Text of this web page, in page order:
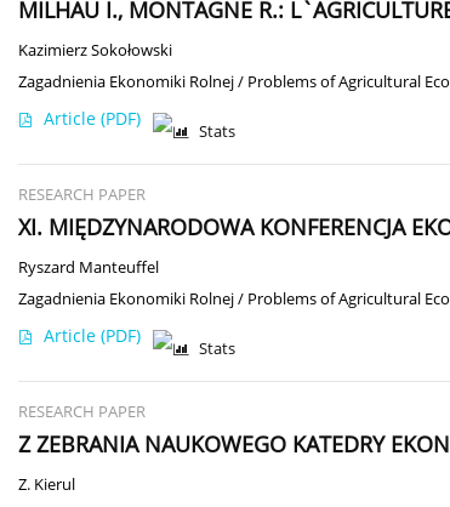
MILHAU I., MONTAGNE R.:
Kazimierz Sokołowski
Zagadnienia Ekonomiki Rolnej / Problems of Agricultural
Article (PDF)
Stats
RESEARCH PAPER
XI. MIĘDZYNARODOWA KONFERENCJA
Ryszard Manteuffel
Zagadnienia Ekonomiki Rolnej / Problems of Agricultural
Article (PDF)
Stats
RESEARCH PAPER
Z ZEBRANIA NAUKOWEGO KATEDRY
Z. Kierul